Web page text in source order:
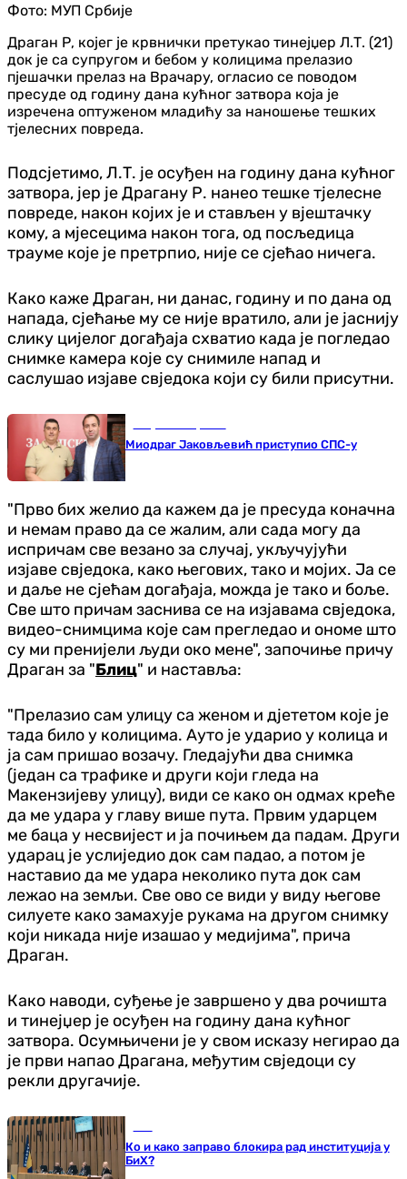
Фото: МУП Србије
Драган Р, којег је крвнички претукао тинејџер Л.Т. (21)
док је са супругом и бебом у колицима прелазио
пјешачки прелаз на Врачару, огласио се поводом
пресуде од годину дана кућног затвора која је
изречена оптуженом младићу за наношење тешких
тјелесних повреда.
Подсјетимо, Л.Т. је осуђен на годину дана кућног
затвора, јер је Драгану Р. нанео тешке тјелесне
повреде, након којих је и стављен у вјештачку
кому, а мјесецима након тога, од посљедица
трауме које је претрпио, није се сјећао ничега.
Како каже Драган, ни данас, годину и по дана од
напада, сјећање му се није вратило, али је јаснију
слику цијелог догађаја схватио када је погледао
снимке камера које су снимиле напад и
саслушао изјаве свједока који су били присутни.
Миодраг Јаковљевић приступио СПС-у
"Прво бих желио да кажем да је пресуда коначна
и немам право да се жалим, али сада могу да
испричам све везано за случај, укључујући
изјаве свједока, како његових, тако и мојих. Ја се
и даље не сјећам догађаја, можда је тако и боље.
Све што причам заснива се на изјавама свједока,
видео-снимцима које сам прегледао и ономе што
су ми пренијели људи око мене", започиње причу
Драган за "Блиц" и наставља:
"Прелазио сам улицу са женом и дјететом које је
тада било у колицима. Ауто је ударио у колица и
ја сам пришао возачу. Гледајући два снимка
(један са трафике и други који гледа на
Макензијеву улицу), види се како он одмах креће
да ме удара у главу више пута. Првим ударцем
ме баца у несвијест и ја почињем да падам. Други
ударац је услиједио док сам падао, а потом је
наставио да ме удара неколико пута док сам
лежао на земљи. Све ово се види у виду његове
силуете како замахује рукама на другом снимку
који никада није изашао у медијима", прича
Драган.
Како наводи, суђење је завршено у два рочишта
и тинејџер је осуђен на годину дана кућног
затвора. Осумњичени је у свом исказу негирао да
је први напао Драгана, међутим свједоци су
рекли другачије.
Ко и како заправо блокира рад институција у
БиХ?